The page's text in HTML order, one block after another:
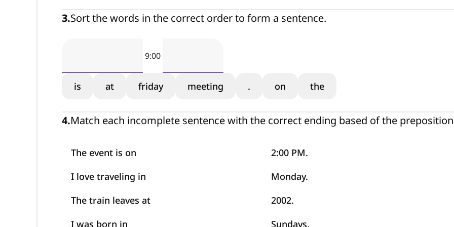
3.Sort the words in the correct order to form a sentence.
9:00
is at friday meeting . on the
4.Match each incomplete sentence with the correct ending based of the
The event is on
I love traveling in
The train leaves at
I was born in
2:00 PM.
Monday.
2002.
Sundays.